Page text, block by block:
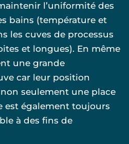
l’uniformité des
bains (température et
les cuves de processus
et longues). En même
une grande
car leur position
seulement une place
est également toujours
à des fins de